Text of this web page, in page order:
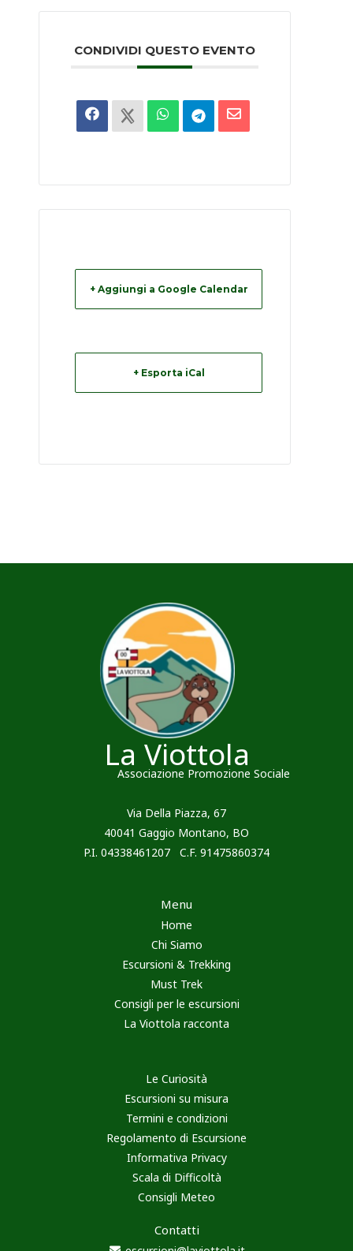
CONDIVIDI QUESTO EVENTO
+ Aggiungi a Google Calendar
+ Esporta iCal
La Viottola
Associazione Promozione Sociale
Via Della Piazza, 67
40041 Gaggio Montano, BO
P.I. 04338461207 C.F. 91475860374
Menu
Home
Chi Siamo
Escursioni & Trekking
Must Trek
Consigli per le escursioni
La Viottola racconta
Le Curiosità
Escursioni su misura
Termini e condizioni
Regolamento di Escursione
Informativa Privacy
Scala di Difficoltà
Consigli Meteo
Contatti